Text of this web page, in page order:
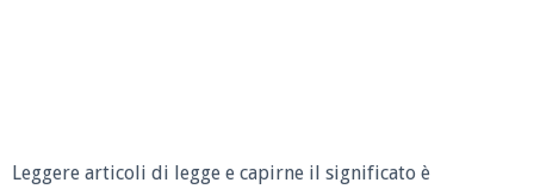
Leggere articoli di legge e capirne il significato è